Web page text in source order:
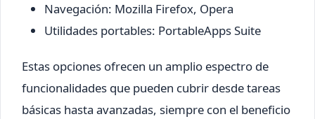
Navegación: Mozilla Firefox, Opera
Utilidades portables: PortableApps Suite
Estas opciones ofrecen un amplio espectro de
funcionalidades que pueden cubrir desde tareas
básicas hasta avanzadas, siempre con el beneficio